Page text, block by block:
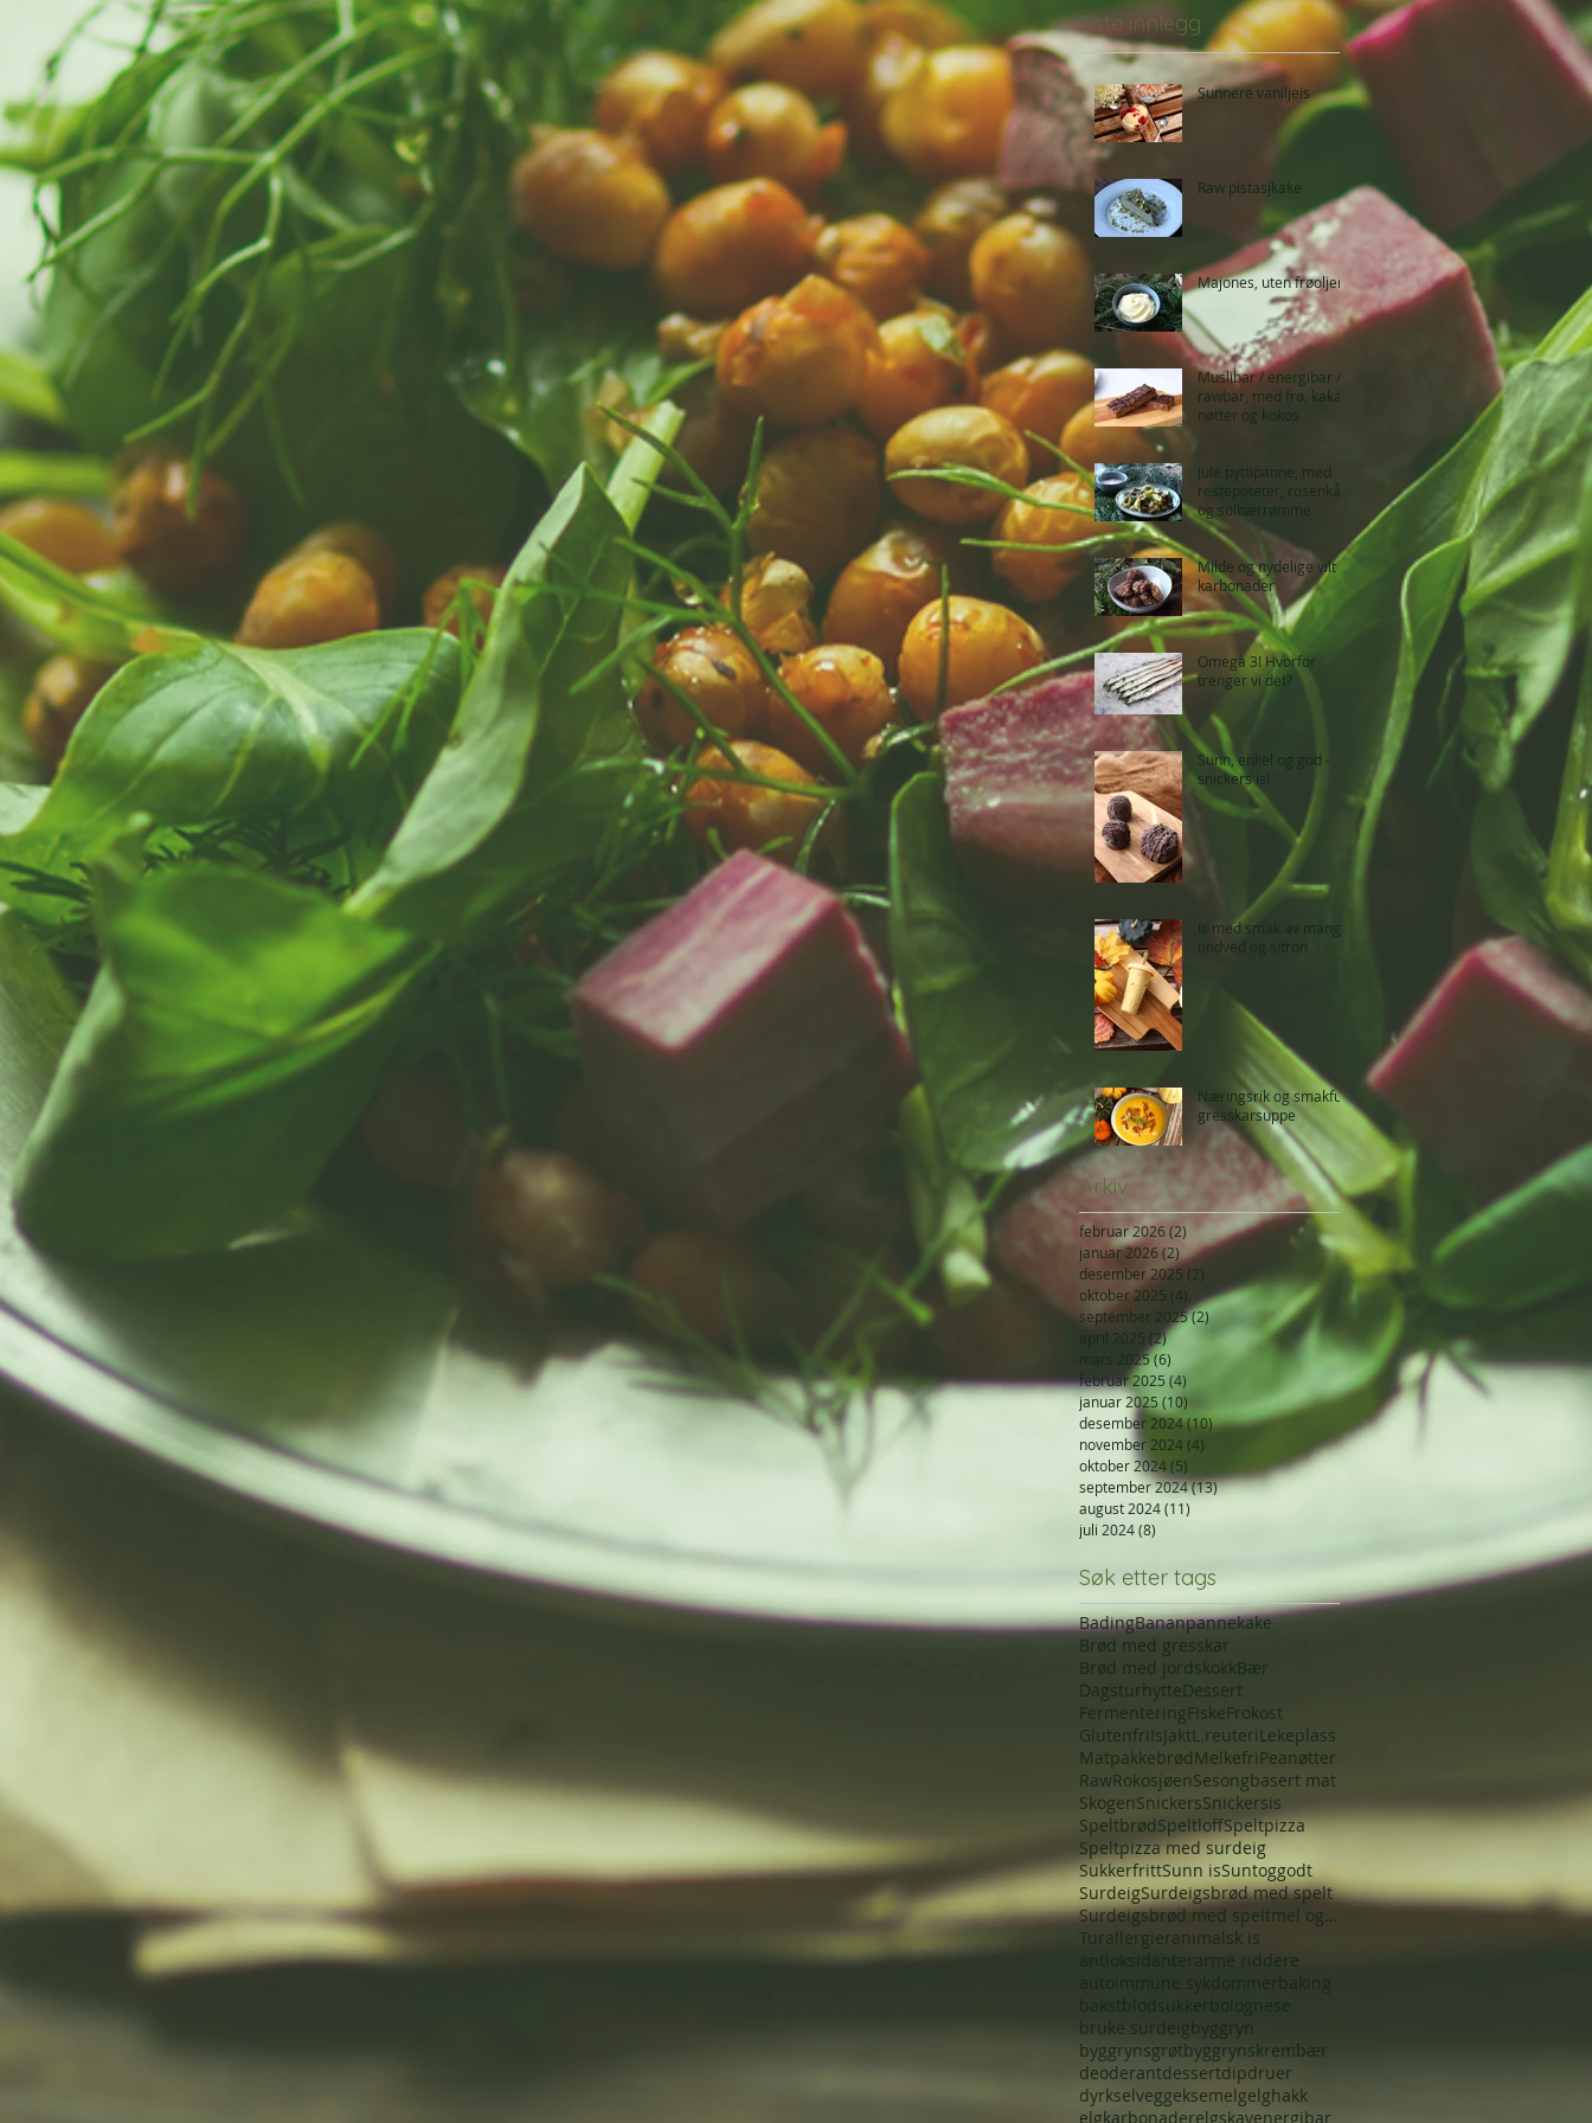
Siste innlegg
Sunnere vaniljeis
Raw pistasjkake
Majones, uten frøoljer
Muslibar / energibar /
rawbar, med frø, kakao,
nøtter og kokos
Jule pyttipanne, med
restepoteter, rosenkål
og solbærrømme
Milde og nydelige vilt
karbonader
Omega 3! Hvorfor
trenger vi det?
Sunn, enkel og god -
snickers is!
Is med smak av mango,
tindved og sitron
Næringsrik og smakfull
gresskarsuppe
Arkiv
februar 2026(2) 2 innlegg
januar 2026(2) 2 innlegg
desember 2025 (2)
oktober 2025 (4) 4 innlegg
september 2025(2)2 innlegg
april 2025 (2)2 innlegg
mars 2025(6)
februar 2025 (4)
januar 2025 (10) 10 innlegg
desember 2024(10)10 innlegg
november 2024(4)
oktober 2024(5)
september 2024(13)13 innlegg
august 2024(11)
juli 2024(8)
Søk etter tags
BadingBananpannekake
Brød med gresskar
Brød med jordskokkBær
DagsturhytteDessert
FermenteringFiskeFrokost
GlutenfriIsJaktL.reuteriLekeplass
MatpakkebrødMelkefriPeanøtter
RawRokosjøenSesongbasert mat
SkogenSnickersSnickersis
SpeltbrødSpeltloffSpeltpizza
Speltpizza med surdeig
SukkerfrittSunn isSuntoggodt
SurdeigSurdeigsbrød med spelt
Surdeigsbrød med speltmel og frø
Turallergieranimalsk is
antioksidanterarme riddere
autoimmune sykdommer baking
bakst blodsukker bolognese
bruke surdeigbyggryn
byggrynsgrøtbyggrynskrembær
deoderantdessertdipdruer
dyrkselveggeksemelgelghakk
elgkarbonaderelgskavenergibar